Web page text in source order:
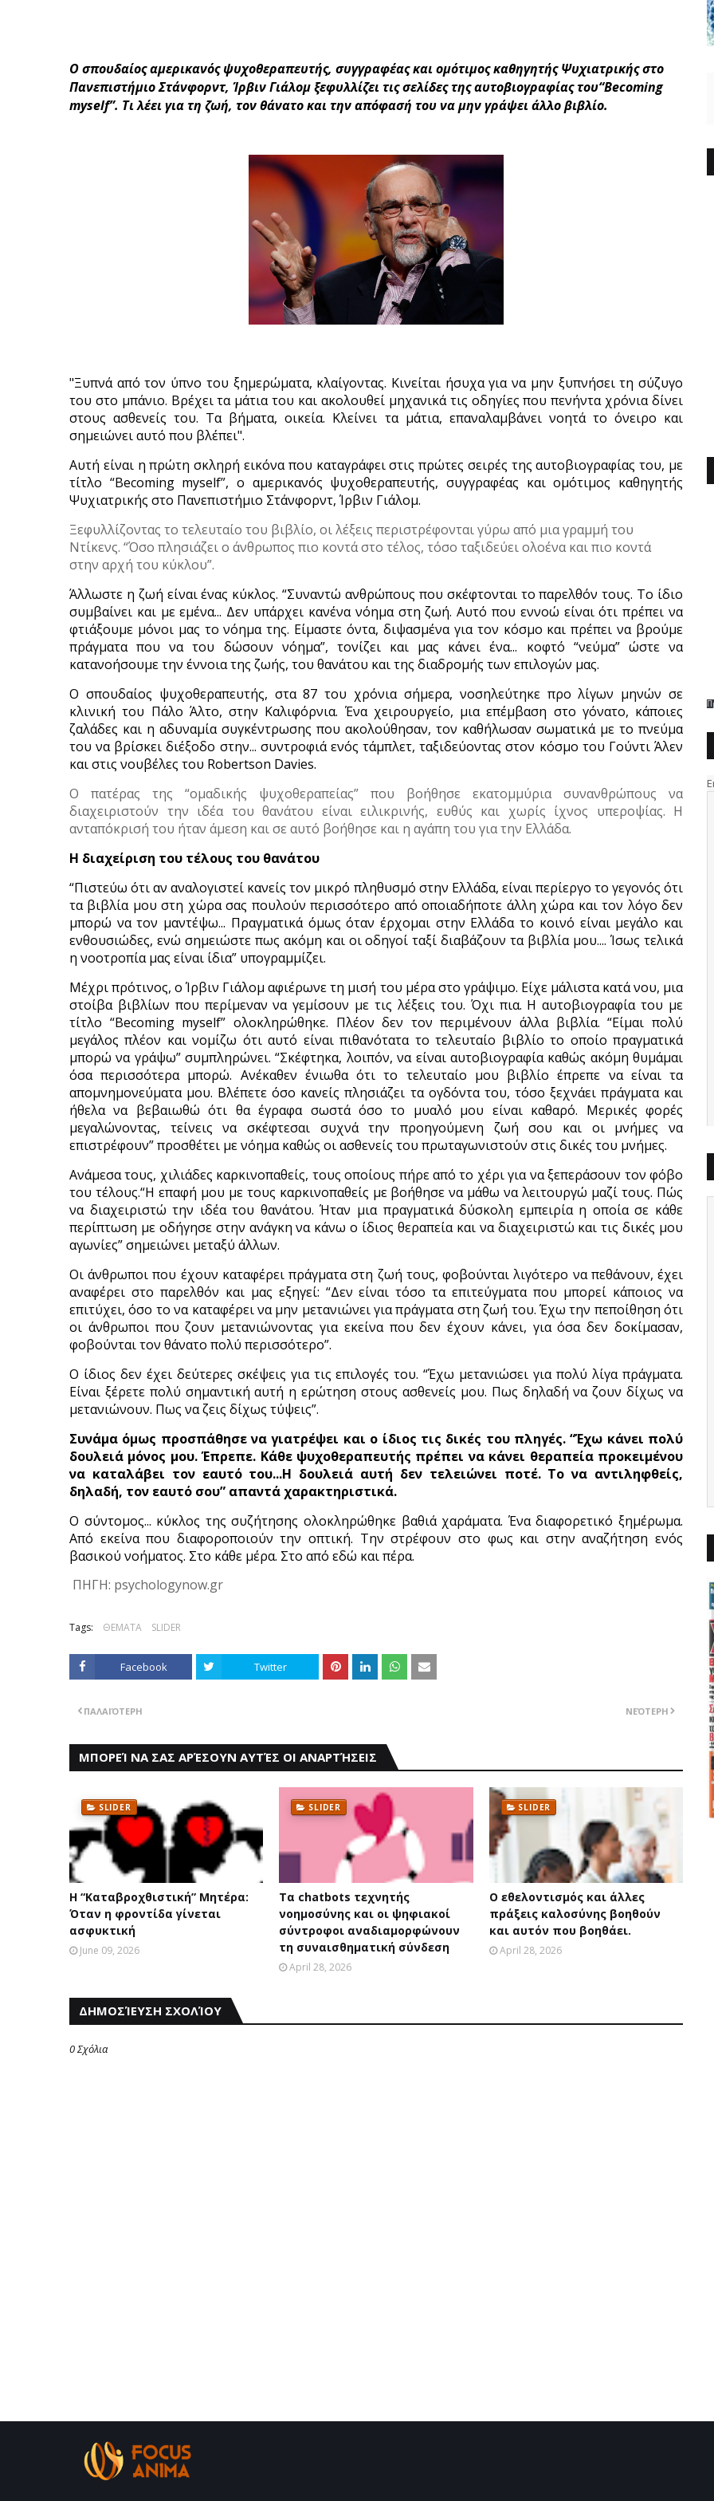
Ο σπουδαίος αμερικανός ψυχοθεραπευτής, συγγραφέας και ομότιμος καθηγητής Ψυχιατρικής στο
Πανεπιστήμιο Στάνφορντ, Ίρβιν Γιάλομ ξεφυλλίζει τις σελίδες της αυτοβιογραφίας του“Becoming
myself”. Τι λέει για τη ζωή, τον θάνατο και την απόφασή του να μην γράψει άλλο βιβλίο.
"Ξυπνά από τον ύπνο του ξημερώματα, κλαίγοντας. Κινείται ήσυχα για να μην ξυπνήσει τη σύζυγο
του στο μπάνιο. Βρέχει τα μάτια του και ακολουθεί μηχανικά τις οδηγίες που πενήντα χρόνια δίνει
στους ασθενείς του. Τα βήματα, οικεία. Κλείνει τα μάτια, επαναλαμβάνει νοητά το όνειρο και
σημειώνει αυτό που βλέπει".
Αυτή είναι η πρώτη σκληρή εικόνα που καταγράφει στις πρώτες σειρές της αυτοβιογραφίας του, με
τίτλο “Becoming myself”, ο αμερικανός ψυχοθεραπευτής, συγγραφέας και ομότιμος καθηγητής
Ψυχιατρικής στο Πανεπιστήμιο Στάνφορντ, Ίρβιν Γιάλομ.
Ξεφυλλίζοντας το τελευταίο του βιβλίο, οι λέξεις περιστρέφονται γύρω από μια γραμμή του
Ντίκενς. “Όσο πλησιάζει ο άνθρωπος πιο κοντά στο τέλος, τόσο ταξιδεύει ολοένα και πιο κοντά
στην αρχή του κύκλου”.
Άλλωστε η ζωή είναι ένας κύκλος. “Συναντώ ανθρώπους που σκέφτονται το παρελθόν τους. Το ίδιο
συμβαίνει και με εμένα... Δεν υπάρχει κανένα νόημα στη ζωή. Αυτό που εννοώ είναι ότι πρέπει να
φτιάξουμε μόνοι μας το νόημα της. Είμαστε όντα, διψασμένα για τον κόσμο και πρέπει να βρούμε
πράγματα που να του δώσουν νόημα”, τονίζει και μας κάνει ένα... κοφτό “νεύμα” ώστε να
κατανοήσουμε την έννοια της ζωής, του θανάτου και της διαδρομής των επιλογών μας.
Ο σπουδαίος ψυχοθεραπευτής, στα 87 του χρόνια σήμερα, νοσηλεύτηκε προ λίγων μηνών σε
κλινική του Πάλο Άλτο, στην Καλιφόρνια. Ένα χειρουργείο, μια επέμβαση στο γόνατο, κάποιες
ζαλάδες και η αδυναμία συγκέντρωσης που ακολούθησαν, τον καθήλωσαν σωματικά με το πνεύμα
του να βρίσκει διέξοδο στην... συντροφιά ενός τάμπλετ, ταξιδεύοντας στον κόσμο του Γούντι Άλεν
και στις νουβέλες του Robertson Davies.
Ο πατέρας της “ομαδικής ψυχοθεραπείας” που βοήθησε εκατομμύρια συνανθρώπους να
διαχειριστούν την ιδέα του θανάτου είναι ειλικρινής, ευθύς και χωρίς ίχνος υπεροψίας. Η
ανταπόκρισή του ήταν άμεση και σε αυτό βοήθησε και η αγάπη του για την Ελλάδα.
Η διαχείριση του τέλους του θανάτου
“Πιστεύω ότι αν αναλογιστεί κανείς τον μικρό πληθυσμό στην Ελλάδα, είναι περίεργο το γεγονός ότι
τα βιβλία μου στη χώρα σας πουλούν περισσότερο από οποιαδήποτε άλλη χώρα και τον λόγο δεν
μπορώ να τον μαντέψω... Πραγματικά όμως όταν έρχομαι στην Ελλάδα το κοινό είναι μεγάλο και
ενθουσιώδες, ενώ σημειώστε πως ακόμη και οι οδηγοί ταξί διαβάζουν τα βιβλία μου.... Ίσως τελικά
η νοοτροπία μας είναι ίδια” υπογραμμίζει.
Μέχρι πρότινος, ο Ίρβιν Γιάλομ αφιέρωνε τη μισή του μέρα στο γράψιμο. Είχε μάλιστα κατά νου, μια
στοίβα βιβλίων που περίμεναν να γεμίσουν με τις λέξεις του. Όχι πια. Η αυτοβιογραφία του με
τίτλο “Becoming myself” ολοκληρώθηκε. Πλέον δεν τον περιμένουν άλλα βιβλία. “Είμαι πολύ
μεγάλος πλέον και νομίζω ότι αυτό είναι πιθανότατα το τελευταίο βιβλίο το οποίο πραγματικά
μπορώ να γράψω” συμπληρώνει. “Σκέφτηκα, λοιπόν, να είναι αυτοβιογραφία καθώς ακόμη θυμάμαι
όσα περισσότερα μπορώ. Ανέκαθεν ένιωθα ότι το τελευταίο μου βιβλίο έπρεπε να είναι τα
απομνημονεύματα μου. Βλέπετε όσο κανείς πλησιάζει τα ογδόντα του, τόσο ξεχνάει πράγματα και
ήθελα να βεβαιωθώ ότι θα έγραφα σωστά όσο το μυαλό μου είναι καθαρό. Μερικές φορές
μεγαλώνοντας, τείνεις να σκέφτεσαι συχνά την προηγούμενη ζωή σου και οι μνήμες να
επιστρέφουν” προσθέτει με νόημα καθώς οι ασθενείς του πρωταγωνιστούν στις δικές του μνήμες.
Ανάμεσα τους, χιλιάδες καρκινοπαθείς, τους οποίους πήρε από το χέρι για να ξεπεράσουν τον φόβο
του τέλους.“Η επαφή μου με τους καρκινοπαθείς με βοήθησε να μάθω να λειτουργώ μαζί τους. Πώς
να διαχειριστώ την ιδέα του θανάτου. Ήταν μια πραγματικά δύσκολη εμπειρία η οποία σε κάθε
περίπτωση με οδήγησε στην ανάγκη να κάνω ο ίδιος θεραπεία και να διαχειριστώ και τις δικές μου
αγωνίες” σημειώνει μεταξύ άλλων.
Οι άνθρωποι που έχουν καταφέρει πράγματα στη ζωή τους, φοβούνται λιγότερο να πεθάνουν, έχει
αναφέρει στο παρελθόν και μας εξηγεί: “Δεν είναι τόσο τα επιτεύγματα που μπορεί κάποιος να
επιτύχει, όσο το να καταφέρει να μην μετανιώνει για πράγματα στη ζωή του. Έχω την πεποίθηση ότι
οι άνθρωποι που ζουν μετανιώνοντας για εκείνα που δεν έχουν κάνει, για όσα δεν δοκίμασαν,
φοβούνται τον θάνατο πολύ περισσότερο”.
Ο ίδιος δεν έχει δεύτερες σκέψεις για τις επιλογές του. “Έχω μετανιώσει για πολύ λίγα πράγματα.
Είναι ξέρετε πολύ σημαντική αυτή η ερώτηση στους ασθενείς μου. Πως δηλαδή να ζουν δίχως να
μετανιώνουν. Πως να ζεις δίχως τύψεις”.
Συνάμα όμως προσπάθησε να γιατρέψει και ο ίδιος τις δικές του πληγές. “Έχω κάνει πολύ
δουλειά μόνος μου. Έπρεπε. Κάθε ψυχοθεραπευτής πρέπει να κάνει θεραπεία προκειμένου
να καταλάβει τον εαυτό του...Η δουλειά αυτή δεν τελειώνει ποτέ. Το να αντιληφθείς,
δηλαδή, τον εαυτό σου” απαντά χαρακτηριστικά.
Ο σύντομος... κύκλος της συζήτησης ολοκληρώθηκε βαθιά χαράματα. Ένα διαφορετικό ξημέρωμα.
Από εκείνα που διαφοροποιούν την οπτική. Την στρέφουν στο φως και στην αναζήτηση ενός
βασικού νοήματος. Στο κάθε μέρα. Στο από εδώ και πέρα.
ΠΗΓΗ: psychologynow.gr
Tags: ΘΕΜΑΤΑ SLIDER
Facebook Twitter
ΝΕΌΤΕΡΗ
ΠΑΛΑΙΌΤΕΡΗ
ΜΠΟΡΕΊ ΝΑ ΣΑΣ ΑΡΈΣΟΥΝ ΑΥΤΈΣ ΟΙ ΑΝΑΡΤΉΣΕΙΣ
SLIDER
Η “Καταβροχθιστική” Mητέρα:
Όταν η φροντίδα γίνεται
ασφυκτική
June 09, 2026
SLIDER
Τα chatbots τεχνητής
νοημοσύνης και οι ψηφιακοί
σύντροφοι αναδιαμορφώνουν
τη συναισθηματική σύνδεση
April 28, 2026
SLIDER
Ο εθελοντισμός και άλλες
πράξεις καλοσύνης βοηθούν
και αυτόν που βοηθάει.
April 28, 2026
ΔΗΜΟΣΊΕΥΣΗ ΣΧΟΛΊΟΥ
0 Σχόλια